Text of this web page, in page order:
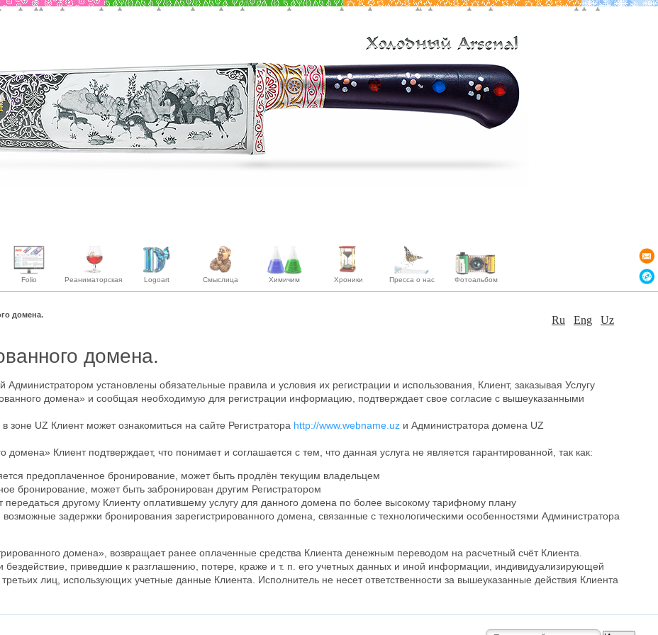
Folio Реаниматорская Logoart Смыслица Химичим Хроники Пресса о нас Фотоальбом
домена. Ru Eng Uz
домена.
установлены обязательные правила и условия их регистрации и использования, Клиент, заказывая Услугу
домена» и сообщая необходимую для регистрации информацию, подтверждает свое согласие с вышеуказанными
UZ Клиент может ознакомиться на сайте Регистратора http://www.webname.uz и Администратора домена UZ
Клиент подтверждает, что понимает и соглашается с тем, что данная услуга не является гарантированной, так как:
предоплаченное бронирование, может быть продлён текущим владельцем
бронирование, может быть забронирован другим Регистратором
другому Клиенту оплатившему услугу для данного домена по более высокому тарифному плану
возможные задержки бронирования зарегистрированного домена, связанные с технологическими особенностями Администратора
домена», возвращает ранее оплаченные средства Клиента денежным переводом на расчетный счёт Клиента.
бездействие, приведшие к разглашению, потере, краже и т. п. его учетных данных и иной информации, индивидуализирующей
лиц, использующих учетные данные Клиента. Исполнитель не несет ответственности за вышеуказанные действия Клиента